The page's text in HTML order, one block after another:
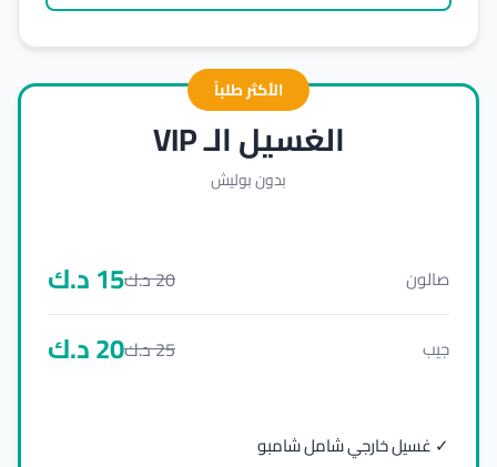
الأكثر طلباً
الغسيل الـ VIP
بدون بوليش
صالون 20د.ك15د.ك
جيب 25د.ك20د.ك
✓ غسيل خارجي شامل شامبو